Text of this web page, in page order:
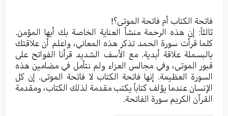
فاتحة الكتاب أم فاتحة الموتى؟!
ثالثاً: إن هذه الرحمة منشأ العناية الخاصة بك أيها المؤمن.
كلما قرأت سورة الحمد تذكر هذه المعاني، واعلم أن علاقتك
بالبسملة علاقة أبدية. مع الأسف الشديد قرأنا الفواتح على
قبور الموتى، وفي مجالس العزاء ولم نتأمل في مضامين هذه
السورة العظيمة. إنها فاتحة الكتاب لا فاتحة الموتى. إن كل
الإنسان عندما يؤلف كتاباً يكتب مقدمة لذلك الكتاب، ومقدمة
القرآن الكريم سورة الفاتحة.